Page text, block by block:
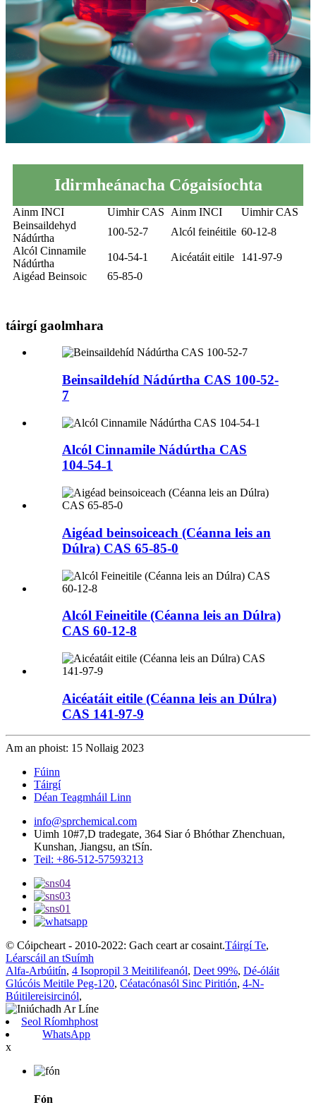
Idirmheánacha Cógaisíochta
Ainm INCI Uimhir CAS Ainm INCI
Uimhir CAS
Beinsaildehyd
Nádúrtha
100-52-7 Alcól feinéitile 60-12-8
Alcól Cinnamile
Nádúrtha
104-54-1 Aicéatáit eitile
141-97-9
Aigéad Beinsoic
65-85-0
táirgí gaolmhara
Beinsaildehíd Nádúrtha CAS 100-52-
7
Alcól Cinnamile Nádúrtha CAS
104˗54˗1
Aigéad beinsoiceach (Céanna leis an
Dúlra) CAS 65-85-0
Alcól Feineitile (Céanna leis an Dúlra)
CAS 60-12-8
Aicéatáit eitile (Céanna leis an Dúlra)
CAS 141-97-9
Am an phoist: 15 Nollaig 2023
Fúinn
Táirgí
Déan Teagmháil Linn
info@sprchemical.com
Uimh 10#7,D tradegate, 364 Siar ó Bhóthar Zhenchuan,
Kunshan, Jiangsu, an tSín.
Teil: +86-512-57593213
© Cóipcheart - 2010-2022: Gach ceart ar cosaint.Táirgí Te,
Léarscáil an tSuímh
Alfa-Arbúitín, 4 Isopropil 3 Meitilifeanól, Deet 99%, Dé-óláit
Glúcóis Meitile Peg-120, Céatacónasól Sinc Piritión, 4-N-
Búitilereisircinól,
Seol Ríomhphost
WhatsApp
x
Fón